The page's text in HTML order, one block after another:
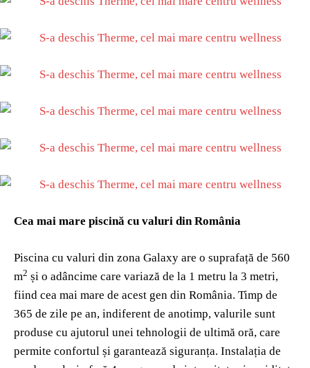
Cea mai mare piscină cu valuri din România
Piscina cu valuri din zona Galaxy are o suprafață de 560
m2 și o adâncime care variază de la 1 metru la 3 metri,
fiind cea mai mare de acest gen din România. Timp de
365 de zile pe an, indiferent de anotimp, valurile sunt
produse cu ajutorul unei tehnologii de ultimă oră, care
permite confortul și garantează siguranța. Instalația de